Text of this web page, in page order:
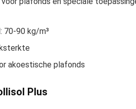
70-90 kg/m³
akoestische plafonds
Plus